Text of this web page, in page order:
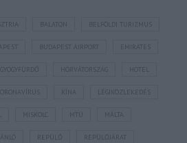
BALATON BELFÖLDI TURIZMUS
BUDAPEST AIRPORT EMIRATES
HORVÁTORSZÁG HOTEL
LÉGIKÖZLEKEDÉS
MTÜ MÁLTA
REPÜLŐJÁRAT